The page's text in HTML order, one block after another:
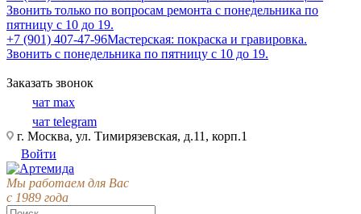
Звонить только по вопросам ремонта с понедельника по
пятницу с 10 до 19.
+7 (901) 407-47-96Мастерская: покраска и гравировка.
Звонить с понедельника по пятницу с 10 до 19.
Заказать звонок
чат max
чат telegram
г. Москва, ул. Тимирязевская, д.11, корп.1
Войти
Мы работаем для Вас
с 1989 года